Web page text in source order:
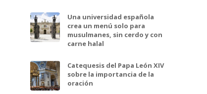
Una universidad española
crea un menú solo para
musulmanes, sin cerdo y con
carne halal
Catequesis del Papa León XIV
sobre la importancia de la
oración